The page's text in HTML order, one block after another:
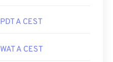
PDT A CEST
WAT A CEST